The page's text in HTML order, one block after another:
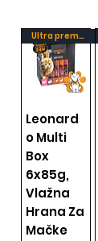
Ultra premium
Leonard
o Multi
Box
6x85g,
Vlažna
Hrana Za
Mačke